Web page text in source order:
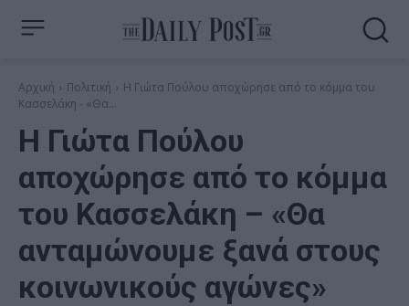
Αρχική Πολιτική
Η Γιώτα Πούλου αποχώρησε από το κόμμα του
Κασσελάκη - «Θα...
Η Γιώτα Πούλου
αποχώρησε από το κόμμα
του Κασσελάκη – «Θα
ανταμώνουμε ξανά στους
κοινωνικούς αγώνες»